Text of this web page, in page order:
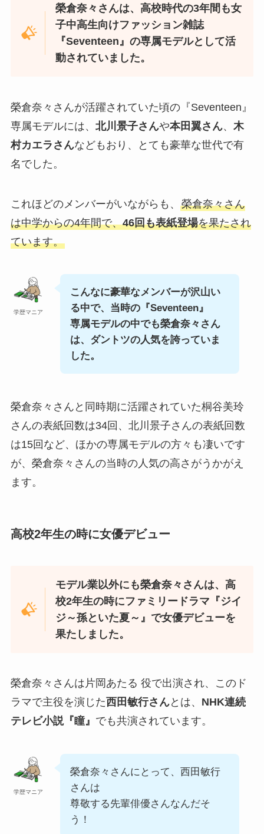
榮倉奈々さんは、高校時代の3年間も女
子中高生向けファッション雑誌
『Seventeen』の専属モデルとして活
動されていました。
榮倉奈々さんが活躍されていた頃の『Seventeen』
専属モデルには、 北川景子さんや本田翼さん、 木
村カエラさんなどもおり、とても豪華な世代で有
名でした。
これほどのメンバーがいながらも、 榮倉奈々さん
は中学からの4年間で、46回も表紙登場を果たされ
ています。
学歴マニア
こんなに豪華なメンバーが沢山い
る中で、当時の『Seventeen』
専属モデルの中でも榮倉奈々さん
は、ダントツの人気を誇っていま
した。
榮倉奈々さんと同時期に活躍されていた桐谷美玲
さんの表紙回数は34回、北川景子さんの表紙回数
は15回など、ほかの専属モデルの方々も凄いです
が、榮倉奈々さんの当時の人気の高さがうかがえ
ます。
高校2年生の時に女優デビュー
モデル業以外にも榮倉奈々さんは、高
校2年生の時にファミリードラマ『ジイ
ジ～孫といた夏～』で女優デビューを
果たしました。
榮倉奈々さんは片岡あたる 役で出演され、このド
ラマで主役を演じた西田敏行さんとは、 NHK連続
テレビ小説『瞳』 でも共演されています。
学歴マニア
榮倉奈々さんにとって、西田敏行
さんは
尊敬する先輩俳優さんなんだそ
う！